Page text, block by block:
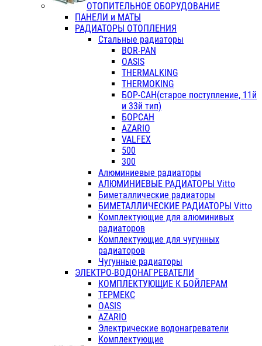
ОТОПИТЕЛЬНОЕ ОБОРУДОВАНИЕ
ПАНЕЛИ и МАТЫ
РАДИАТОРЫ ОТОПЛЕНИЯ
Стальные радиаторы
BOR-PAN
OASIS
THERMALKING
THERMOKING
БОР-САН(старое поступление, 11й
и 33й тип)
БОРСАН
AZARIO
VALFEX
500
300
Алюминиевые радиаторы
АЛЮМИНИЕВЫЕ РАДИАТОРЫ Vitto
Биметаллические радиаторы
БИМЕТАЛЛИЧЕСКИЕ РАДИАТОРЫ Vitto
Комплектующие для алюминивых
радиаторов
Комплектующие для чугунных
радиаторов
Чугунные радиаторы
ЭЛЕКТРО-ВОДОНАГРЕВАТЕЛИ
КОМПЛЕКТУЮЩИЕ К БОЙЛЕРАМ
ТЕРМЕКС
OASIS
AZARIO
Электрические водонагреватели
Комплектующие